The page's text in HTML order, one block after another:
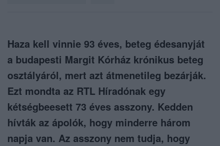
Haza kell vinnie 93 éves, beteg édesanyját
a budapesti Margit Kórház krónikus beteg
osztályáról, mert azt átmenetileg bezárják.
Ezt mondta az RTL Híradónak egy
kétségbeesett 73 éves asszony. Kedden
hívták az ápolók, hogy minderre három
napja van. Az asszony nem tudja, hogy